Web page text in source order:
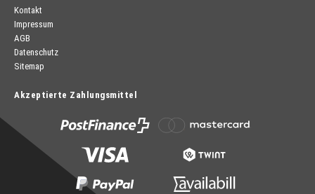
Kontakt
Impressum
AGB
Datenschutz
Sitemap
Akzeptierte Zahlungsmittel